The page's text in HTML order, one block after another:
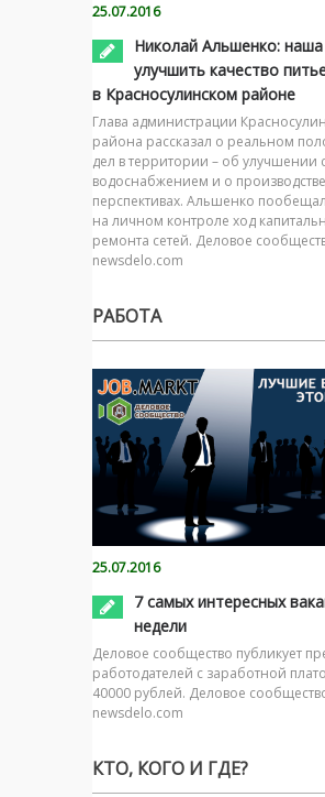
25.07.2016
Николай Альшенко: наша
улучшить качество
в Красносулинском районе
Глава администрации
района рассказал о реальном
дел в территории – об улучшении
водоснабжением и о
перспективах. Альшенко
на личном контроле ход
ремонта сетей. Деловое
newsdelo.com
РАБОТА
25.07.2016
7 самых интересных
недели
Деловое сообщество публикует
работодателей с заработной
40000 рублей. Деловое
newsdelo.com
КТО, КОГО И ГДЕ?